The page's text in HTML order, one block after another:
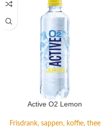
Active O2 Lemon
Frisdrank, sappen, koffie, thee